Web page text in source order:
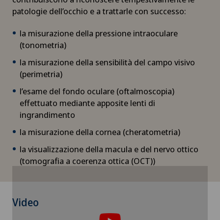
Chirurgia della cistifellea
Chirurgia della colonna vertebrale
Chirurgia della mano
Chirurgia della retina
Chirurgia della spalla
Chirurgia della tiroide (chirurgia endocrina)
Chirurgia dell’anca
patologie dell’occhio e a trattarle con successo:
la misurazione della pressione intraoculare
(tonometria)
la misurazione della sensibilità del campo visivo
(perimetria)
l’esame del fondo oculare (oftalmoscopia)
effettuato mediante apposite lenti di
ingrandimento
la misurazione della cornea (cheratometria)
la visualizzazione della macula e del nervo ottico
(tomografia a coerenza ottica (OCT))
VideoPer poter visualizzare questo contenuto, è
necessario accettare l’utilizzo di cookies.